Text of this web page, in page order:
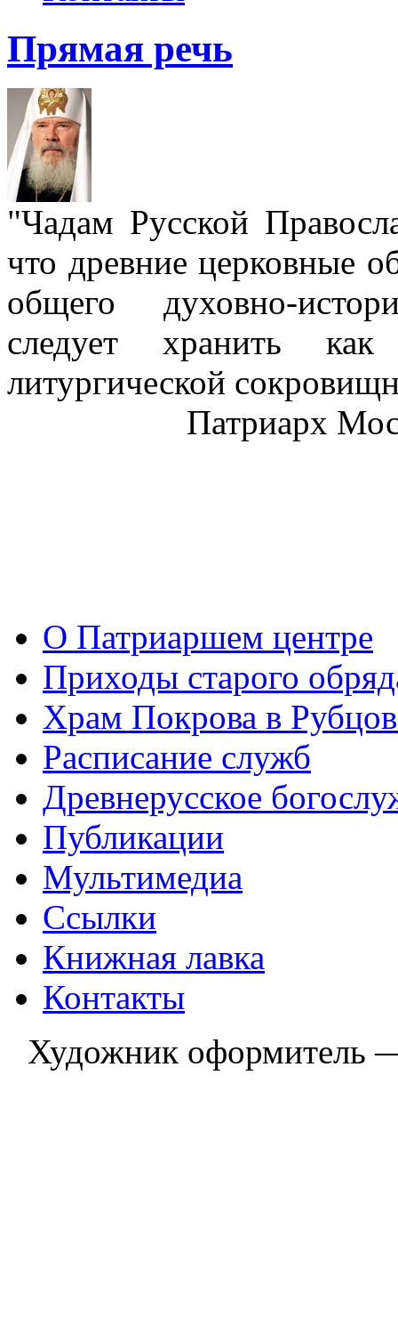
Прямая речь
"Чадам Русской
что древние церковные
общего духовно-
следует хранить
литургической
Патриарх
О Патриаршем центре
Приходы старого
Храм Покрова в
Расписание служб
Древнерусское
Публикации
Мультимедиа
Ссылки
Книжная лавка
Контакты
Художник оформитель